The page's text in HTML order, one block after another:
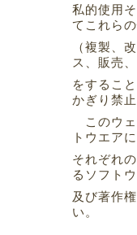
私的使用
てこれら
（複製、
ス、販売
をするこ
かぎり禁
このウェ
トウエア
それぞれ
るソフト
及び著作
い。